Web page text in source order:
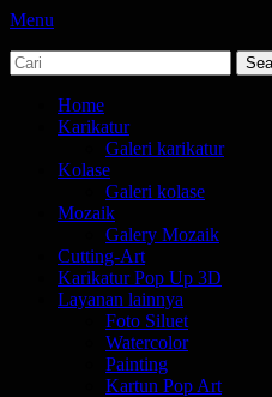
Menu
jasa karikatur dan mozaik
tempat bikin karikatur Jakarta
Search
for:
Primary
Menu
Home
Karikatur
Galeri karikatur
Kolase
Galeri kolase
Mozaik
Galery Mozaik
Cutting-Art
Karikatur Pop Up 3D
Layanan lainnya
Foto Siluet
Watercolor
Painting
Kartun Pop Art